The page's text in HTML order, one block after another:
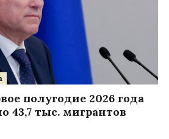
полугодие 2026 года
43,7 тыс. мигрантов